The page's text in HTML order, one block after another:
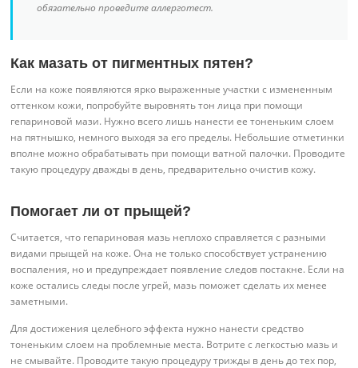
обязательно проведите аллерготест.
Как мазать от пигментных пятен?
Если на коже появляются ярко выраженные участки с измененным
оттенком кожи, попробуйте выровнять тон лица при помощи
гепариновой мази. Нужно всего лишь нанести ее тоненьким слоем
на пятнышко, немного выходя за его пределы. Небольшие отметинки
вполне можно обрабатывать при помощи ватной палочки. Проводите
такую процедуру дважды в день, предварительно очистив кожу.
Помогает ли от прыщей?
Считается, что гепариновая мазь неплохо справляется с разными
видами прыщей на коже. Она не только способствует устранению
воспаления, но и предупреждает появление следов постакне. Если на
коже остались следы после угрей, мазь поможет сделать их менее
заметными.
Для достижения целебного эффекта нужно нанести средство
тоненьким слоем на проблемные места. Вотрите с легкостью мазь и
не смывайте. Проводите такую процедуру трижды в день до тех пор,